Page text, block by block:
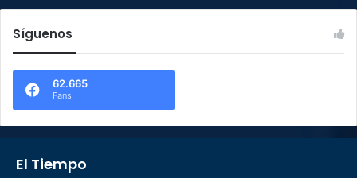
Síguenos
62.665
Fans
El Tiempo